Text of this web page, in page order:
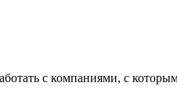
с компаниями, с